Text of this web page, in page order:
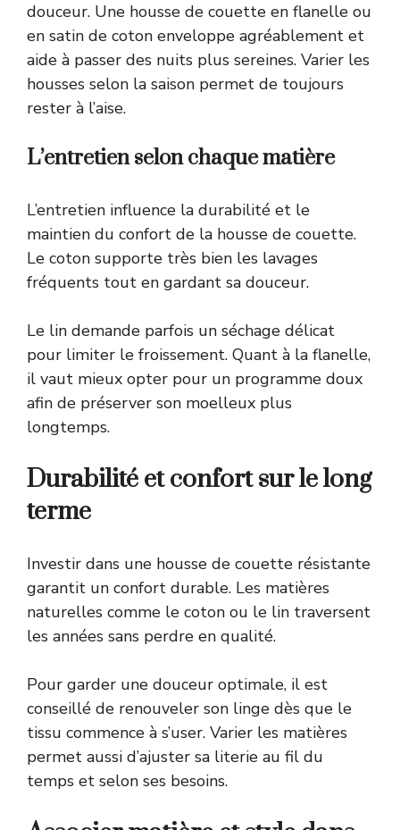
douceur. Une housse de couette en flanelle ou
en satin de coton enveloppe agréablement et
aide à passer des nuits plus sereines. Varier les
housses selon la saison permet de toujours
rester à l’aise.
L’entretien selon chaque matière
L’entretien influence la durabilité et le
maintien du confort de la housse de couette.
Le coton supporte très bien les lavages
fréquents tout en gardant sa douceur.
Le lin demande parfois un séchage délicat
pour limiter le froissement. Quant à la flanelle,
il vaut mieux opter pour un programme doux
afin de préserver son moelleux plus
longtemps.
Durabilité et confort sur le long
terme
Investir dans une housse de couette résistante
garantit un confort durable. Les matières
naturelles comme le coton ou le lin traversent
les années sans perdre en qualité.
Pour garder une douceur optimale, il est
conseillé de renouveler son linge dès que le
tissu commence à s’user. Varier les matières
permet aussi d’ajuster sa literie au fil du
temps et selon ses besoins.